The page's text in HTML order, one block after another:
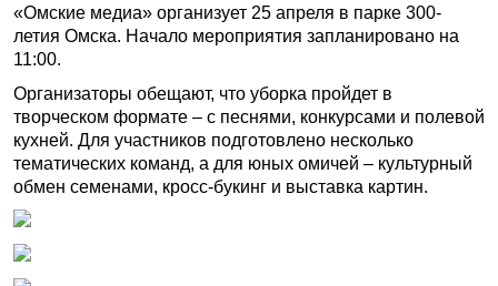
«Омские медиа» организует 25 апреля в парке 300-
летия Омска. Начало мероприятия запланировано на
11:00.
Организаторы обещают, что уборка пройдет в
творческом формате – с песнями, конкурсами и полевой
кухней. Для участников подготовлено несколько
тематических команд, а для юных омичей – культурный
обмен семенами, кросс-букинг и выставка картин.